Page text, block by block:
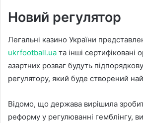
Новий регулятор
Легальні казино України
ukrfootball.ua та інші сертифіковані
азартних розваг будуть
регулятору, який буде створений
Відомо, що держава вирішила
реформу у регулюванні гемблінгу,